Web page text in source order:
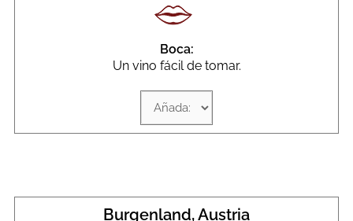
Boca:
Un vino fácil de tomar.
Burgenland, Austria